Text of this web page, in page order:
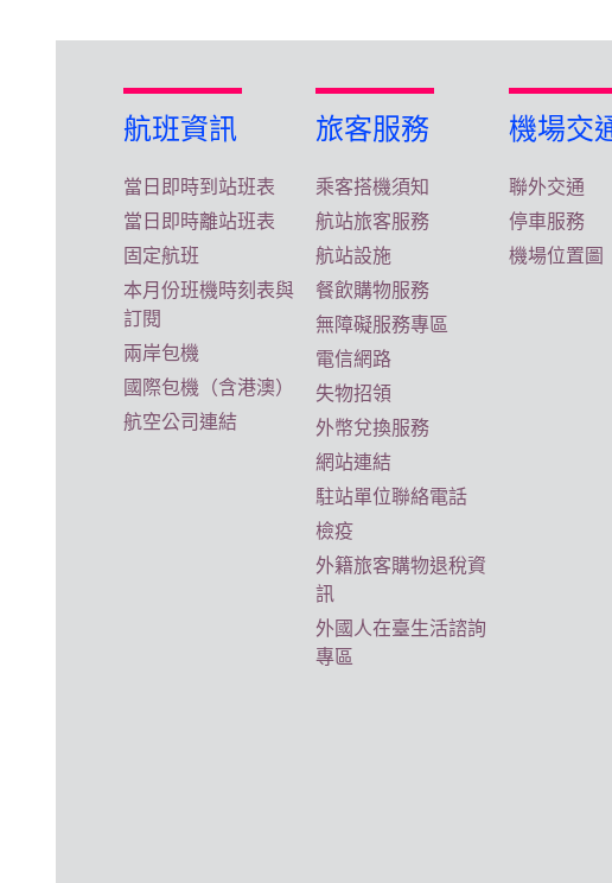
航班資訊
當日即時到站班表
當日即時離站班表
固定航班
本月份班機時刻表與
訂閱
兩岸包機
國際包機（含港澳）
航空公司連結
旅客服務
乘客搭機須知
航站旅客服務
航站設施
餐飲購物服務
無障礙服務專區
電信網路
失物招領
外幣兌換服務
網站連結
駐站單位聯絡電話
檢疫
外籍旅客購物退稅資
訊
外國人在臺生活諮詢
專區
機場交
聯外交通
停車服務
機場位置圖